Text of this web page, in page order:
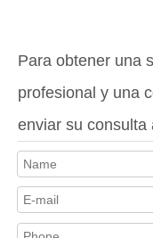
Para obtener una
profesional y una
enviar su consulta